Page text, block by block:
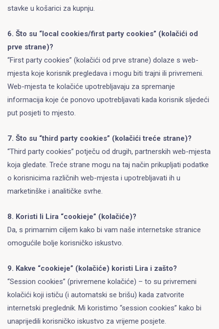
stavke u košarici za kupnju.
6. Što su “local cookies/first party cookies” (kolačići od
prve strane)?
“First party cookies” (kolačići od prve strane) dolaze s web-
mjesta koje korisnik pregledava i mogu biti trajni ili privremeni.
Web-mjesta te kolačiće upotrebljavaju za spremanje
informacija koje će ponovo upotrebljavati kada korisnik sljedeći
put posjeti to mjesto.
7. Što su “third party cookies” (kolačići treće strane)?
“Third party cookies” potječu od drugih, partnerskih web-mjesta
koja gledate. Treće strane mogu na taj način prikupljati podatke
o korisnicima različnih web-mjesta i upotrebljavati ih u
marketinške i analitičke svrhe.
8. Koristi li Lira “cookieje” (kolačiće)?
Da, s primarnim ciljem kako bi vam naše internetske stranice
omogućile bolje korisničko iskustvo.
9. Kakve “cookieje” (kolačiće) koristi Lira i zašto?
“Session cookies” (privremene kolačiće) – to su privremeni
kolačići koji ističu (i automatski se brišu) kada zatvorite
internetski preglednik. Mi koristimo “session cookies” kako bi
unaprijedili korisničko iskustvo za vrijeme posjete.